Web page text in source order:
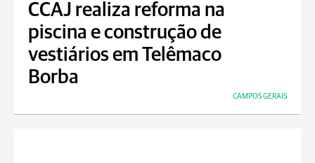
CCAJ realiza reforma na
piscina e construção de
vestiários em Telêmaco
Borba
CAMPOS GERAIS